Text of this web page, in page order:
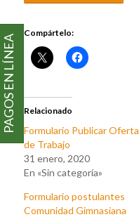
Compártelo:
Relacionado
Formulario Publicar Oferta
de Trabajo
31 enero, 2020
En «Sin categoría»
Formulario postulantes
Comunidad Gimnasiana
PAGOS EN LÍNEA